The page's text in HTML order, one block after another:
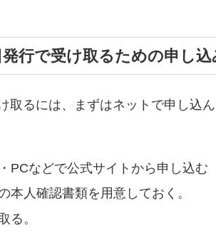
行で受け取るための申し込
取るには、まずはネットで申し込
PCなどで公式サイトから申し込む
本人確認書類を用意しておく。
る。